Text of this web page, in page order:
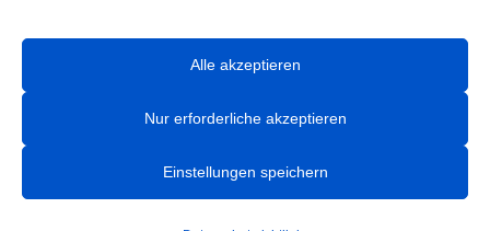
Sie können Ihre Präferenzen jederzeit ändern, indem Sie auf die
Schaltfläche „Einstellungen“ unten klicken.
Beachten Sie, dass das Deaktivieren bestimmter Arten von Cookies
beeinträchtigen kann.
Alle akzeptieren
Nur erforderliche akzeptieren
Einstellungen speichern